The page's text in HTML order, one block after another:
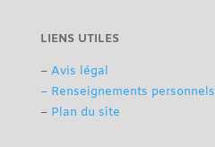
LIENS UTILES
– Avis légal
– Renseignements personnels
– Plan du site